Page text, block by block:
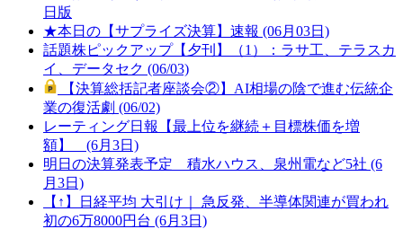
日版
★本日の【サプライズ決算】速報 (06月03日)
話題株ピックアップ【夕刊】（1）：ラサ工、テラスカ
イ、データセク (06/03)
【決算総括記者座談会②】AI相場の陰で進む伝統企
業の復活劇 (06/02)
レーティング日報【最上位を継続＋目標株価を増
額】 (6月3日)
明日の決算発表予定 積水ハウス、泉州電など5社 (6
月3日)
【↑】日経平均 大引け｜ 急反発、半導体関連が買われ
初の6万8000円台 (6月3日)